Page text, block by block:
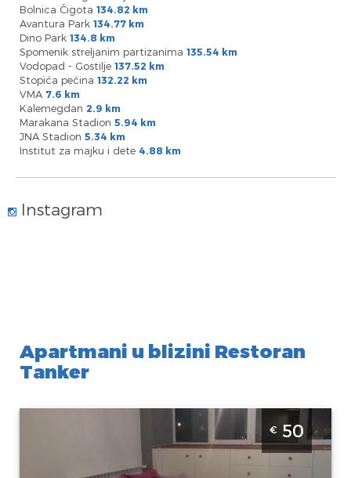
Bolnica Čigota 134.82 km
Avantura Park 134.77 km
Dino Park 134.8 km
Spomenik streljanim partizanima 135.54 km
Vodopad - Gostilje 137.52 km
Stopića pećina 132.22 km
VMA 7.6 km
Kalemegdan 2.9 km
Marakana Stadion 5.94 km
JNA Stadion 5.34 km
Institut za majku i dete 4.88 km
Instagram
Apartmani u blizini Restoran
Tanker
Studio Apartman Djerana Beograd Novi Beograd
€ 50